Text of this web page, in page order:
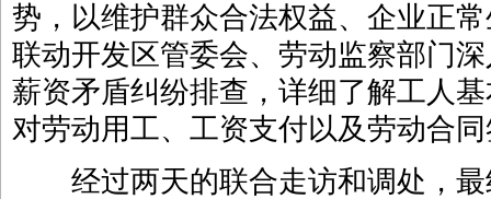
势，以维护群众合法权益、企业正
联动开发区管委会、劳动监察部门
薪资矛盾纠纷排查，详细了解工人
对劳动用工、工资支付以及劳动合
经过两天的联合走访和调处，最